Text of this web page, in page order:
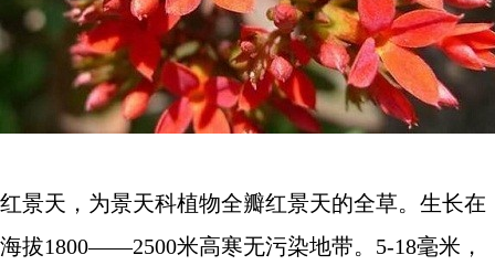
红景天，为景天科植物全瓣红景天的全草。生长在
海拔1800——2500米高寒无污染地带。5-18毫米，